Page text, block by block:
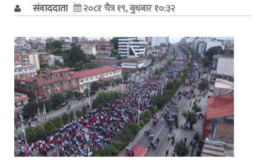
संवाददाता २०८१ चैत्र १९, बुधबार १०:३२